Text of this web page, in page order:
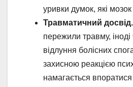
уривки думок, які
Травматичний досвід.
пережили травму,
відлуння болісних
захисною реакцією
намагається